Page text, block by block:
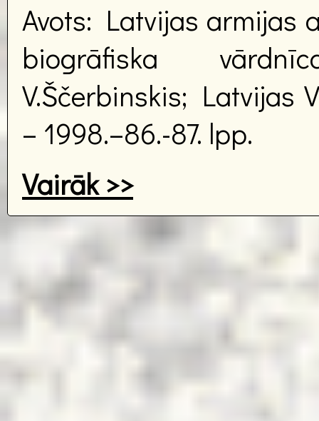
Avots: Latvijas armijas
biogrāfiska
V.Ščerbinskis; Latvijas
– 1998.–86.-87. lpp.
Vairāk >>